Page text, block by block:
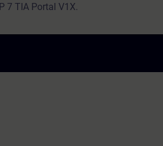
7 TIA Portal V1X.